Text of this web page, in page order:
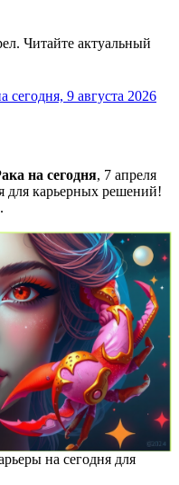
Читайте актуальный
9 августа 2026
на сегодня, 7 апреля
карьерных решений!
на сегодня для